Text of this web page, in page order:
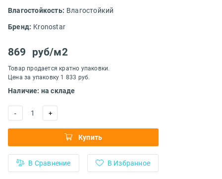
Влагостойкость: Влагостойкий
Бренд: Kronostar
869 руб/м2
Товар продается кратно упаковки.
Цена за упаковку 1 833 руб.
Наличие: на складе
- 1 +
Купить
В Сравнение В Избранное